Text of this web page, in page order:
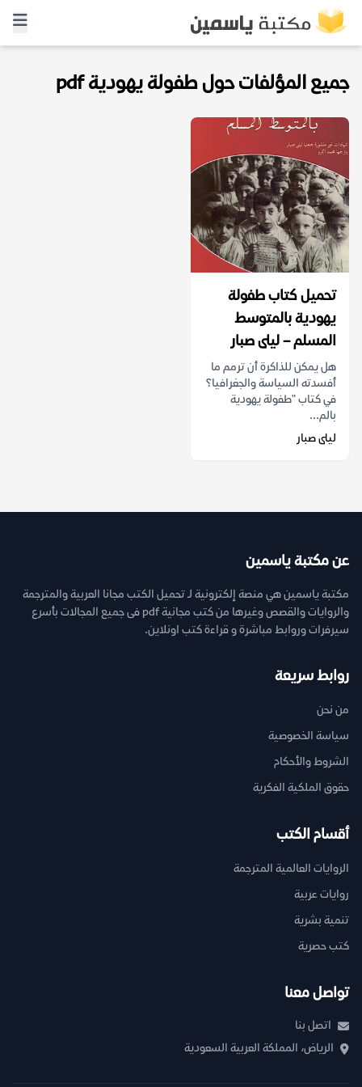
جميع المؤلفات حول طفولة يهودية pdf
تحميل كتاب طفولة
يهودية بالمتوسط
المسلم – ليلى صبار
هل يمكن للذاكرة أن ترمم ما
أفسدته السياسة والجغرافيا؟
في كتاب "طفولة يهودية
بالم...
ليلى صبار
عن مكتبة ياسمين
مكتبة ياسمين هي منصة إلكترونية لـ تحميل الكتب مجانا العربية والمترجمة
والروايات والقصص وغيرها من كتب مجانية pdf فى جميع المجالات بأسرع
سيرفرات وروابط مباشرة و قراءة كتب اونلاين.
روابط سريعة
من نحن
سياسة الخصوصية
الشروط والأحكام
حقوق الملكية الفكرية
أقسام الكتب
الروايات العالمية المترجمة
روايات عربية
تنمية بشرية
كتب حصرية
تواصل معنا
اتصل بنا
الرياض، المملكة العربية السعودية